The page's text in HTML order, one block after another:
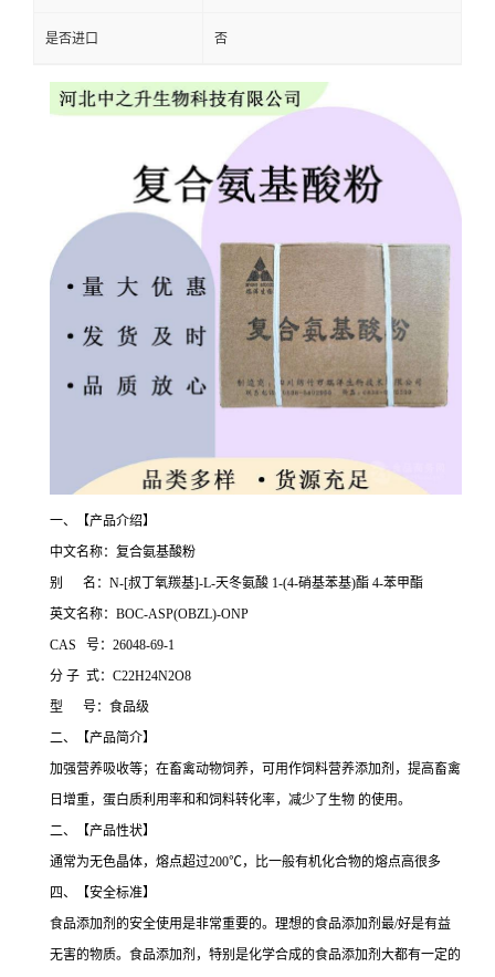
是否进口 否
一、【产品介绍】
中文名称：复合氨基酸粉
别 名：N-[叔丁氧羰基]-L-天冬氨酸 1-(4-硝基苯基)酯 4-苯甲酯
英文名称：BOC-ASP(OBZL)-ONP
CAS 号：26048-69-1
分 子 式：C22H24N2O8
型 号：食品级
二、【产品简介】
加强营养吸收等；在畜禽动物饲养，可用作饲料营养添加剂，提高畜禽
日增重，蛋白质利用率和和饲料转化率，减少了生物 的使用。
二、【产品性状】
通常为无色晶体，熔点超过200℃，比一般有机化合物的熔点高很多
四、【安全标准】
食品添加剂的安全使用是非常重要的。理想的食品添加剂最/好是有益
无害的物质。食品添加剂，特别是化学合成的食品添加剂大都有一定的